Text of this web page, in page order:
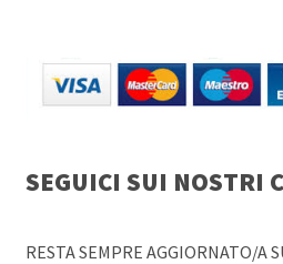
SEGUICI SUI NOSTRI
RESTA SEMPRE AGGIORNATO/A